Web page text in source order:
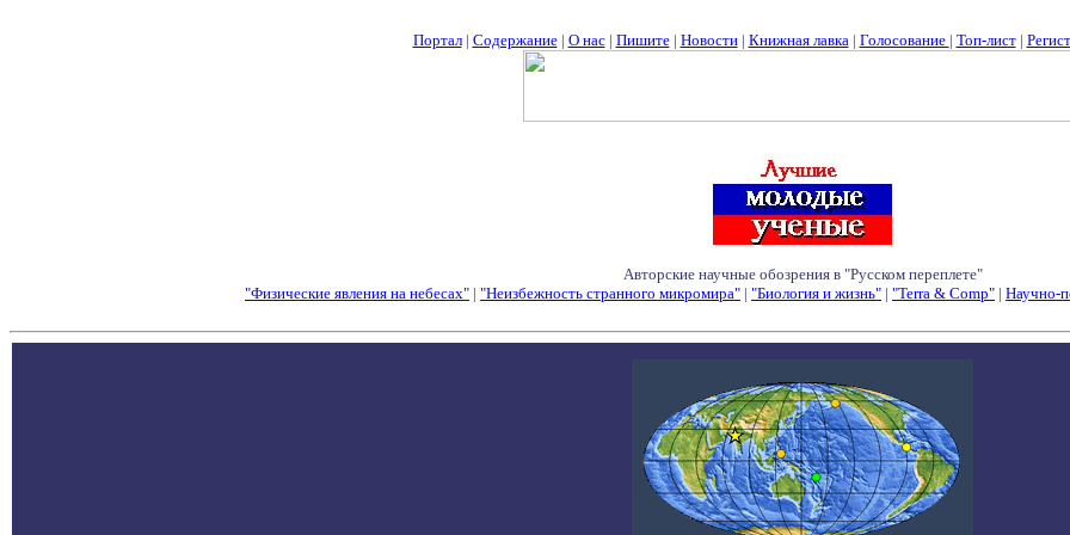
Портал| Содержание| О нас| Пишите| Новости| Книжная лавка| Голосование | Топ-лист|
Авторские научные обозрения в "Русском переплете"
"Физические явления на небесах" | "Неизбежность странного микромира" | "Биология и жизнь" | "Terra & Comp" | Научно-